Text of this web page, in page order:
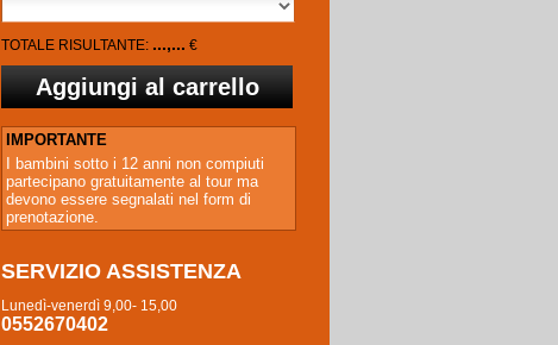
TOTALE RISULTANTE: ...,... €
IMPORTANTE
I bambini sotto i 12 anni non compiuti
partecipano gratuitamente al tour ma
devono essere segnalati nel form di
prenotazione.
SERVIZIO ASSISTENZA
Lunedì-venerdì 9,00- 15,00
0552670402